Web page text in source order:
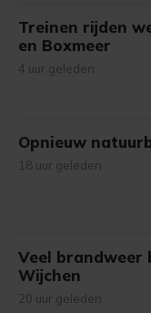
onze cookiepagina
gemaakte keuze
Treinen rijden
en Boxmeer
4 uur geleden
Opnieuw
18 uur geleden
Veel brandweer
Wijchen
20 uur geleden